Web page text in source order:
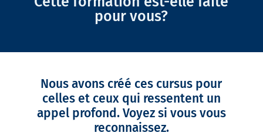
pour vous?
Nous avons créé ces cursus pour
celles et ceux qui ressentent un
appel profond. Voyez si vous vous
reconnaissez.